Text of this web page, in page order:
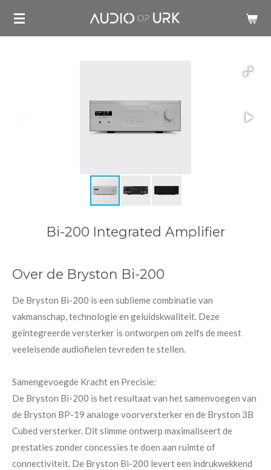
Ga
Bi-200 Integrated Amplifier
Over de Bryston Bi-200
De Bryston Bi-200 is een sublieme combinatie van
vakmanschap, technologie en geluidskwaliteit. Deze
geïntegreerde versterker is ontworpen om zelfs de meest
veeleisende audiofielen tevreden te stellen.
Samengevoegde Kracht en Precisie:
De Bryston Bi-200 is het resultaat van het samenvoegen van
de Bryston BP-19 analoge voorversterker en de Bryston 3B
Cubed versterker. Dit slimme ontwerp maximaliseert de
prestaties zonder concessies te doen aan ruimte of
connectiviteit. De Bryston Bi-200 levert een indrukwekkend